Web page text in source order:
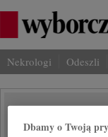
Nekrologi Odeszli
IMIĘ I NAZWISKO:
Dbamy o Twoją